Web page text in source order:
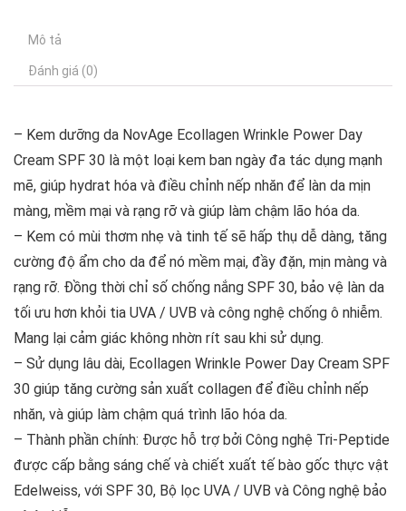
Mô tả
Đánh giá (0)
– Kem dưỡng da NovAge Ecollagen Wrinkle Power Day
Cream SPF 30 là một loại kem ban ngày đa tác dụng mạnh
mẽ, giúp hydrat hóa và điều chỉnh nếp nhăn để làn da mịn
màng, mềm mại và rạng rỡ và giúp làm chậm lão hóa da.
– Kem có mùi thơm nhẹ và tinh tế sẽ hấp thụ dễ dàng, tăng
cường độ ẩm cho da để nó mềm mại, đầy đặn, mịn màng và
rạng rỡ. Đồng thời chỉ số chống nắng SPF 30, bảo vệ làn da
tối ưu hơn khỏi tia UVA / UVB và công nghệ chống ô nhiễm.
Mang lại cảm giác không nhờn rít sau khi sử dụng.
– Sử dụng lâu dài, Ecollagen Wrinkle Power Day Cream SPF
30 giúp tăng cường sản xuất collagen để điều chỉnh nếp
nhăn, và giúp làm chậm quá trình lão hóa da.
– Thành phần chính: Được hỗ trợ bởi Công nghệ Tri-Peptide
được cấp bằng sáng chế và chiết xuất tế bào gốc thực vật
Edelweiss, với SPF 30, Bộ lọc UVA / UVB và Công nghệ bảo